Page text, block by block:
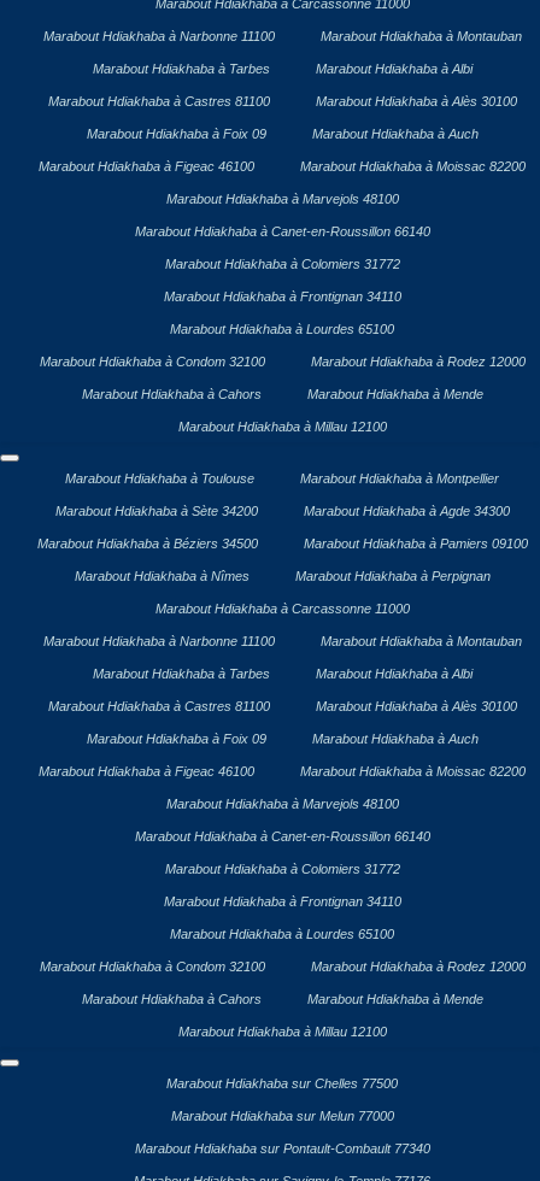
Marabout Hdiakhaba à Carcassonne 11000
Marabout Hdiakhaba à Narbonne 11100 Marabout Hdiakhaba à Montauban
Marabout Hdiakhaba à Tarbes Marabout Hdiakhaba à Albi
Marabout Hdiakhaba à Castres 81100 Marabout Hdiakhaba à Alès 30100
Marabout Hdiakhaba à Foix 09 Marabout Hdiakhaba à Auch
Marabout Hdiakhaba à Figeac 46100 Marabout Hdiakhaba à Moissac 82200
Marabout Hdiakhaba à Marvejols 48100
Marabout Hdiakhaba à Canet-en-Roussillon 66140
Marabout Hdiakhaba à Colomiers 31772
Marabout Hdiakhaba à Frontignan 34110
Marabout Hdiakhaba à Lourdes 65100
Marabout Hdiakhaba à Condom 32100 Marabout Hdiakhaba à Rodez 12000
Marabout Hdiakhaba à Cahors Marabout Hdiakhaba à Mende
Marabout Hdiakhaba à Millau 12100
Marabout Hdiakhaba à Toulouse Marabout Hdiakhaba à Montpellier
Marabout Hdiakhaba à Sète 34200 Marabout Hdiakhaba à Agde 34300
Marabout Hdiakhaba à Béziers 34500 Marabout Hdiakhaba à Pamiers 09100
Marabout Hdiakhaba à Nîmes Marabout Hdiakhaba à Perpignan
Marabout Hdiakhaba à Carcassonne 11000
Marabout Hdiakhaba à Narbonne 11100 Marabout Hdiakhaba à Montauban
Marabout Hdiakhaba à Tarbes Marabout Hdiakhaba à Albi
Marabout Hdiakhaba à Castres 81100 Marabout Hdiakhaba à Alès 30100
Marabout Hdiakhaba à Foix 09 Marabout Hdiakhaba à Auch
Marabout Hdiakhaba à Figeac 46100 Marabout Hdiakhaba à Moissac 82200
Marabout Hdiakhaba à Marvejols 48100
Marabout Hdiakhaba à Canet-en-Roussillon 66140
Marabout Hdiakhaba à Colomiers 31772
Marabout Hdiakhaba à Frontignan 34110
Marabout Hdiakhaba à Lourdes 65100
Marabout Hdiakhaba à Condom 32100 Marabout Hdiakhaba à Rodez 12000
Marabout Hdiakhaba à Cahors Marabout Hdiakhaba à Mende
Marabout Hdiakhaba à Millau 12100
Marabout Hdiakhaba sur Chelles 77500
Marabout Hdiakhaba sur Melun 77000
Marabout Hdiakhaba sur Pontault-Combault 77340